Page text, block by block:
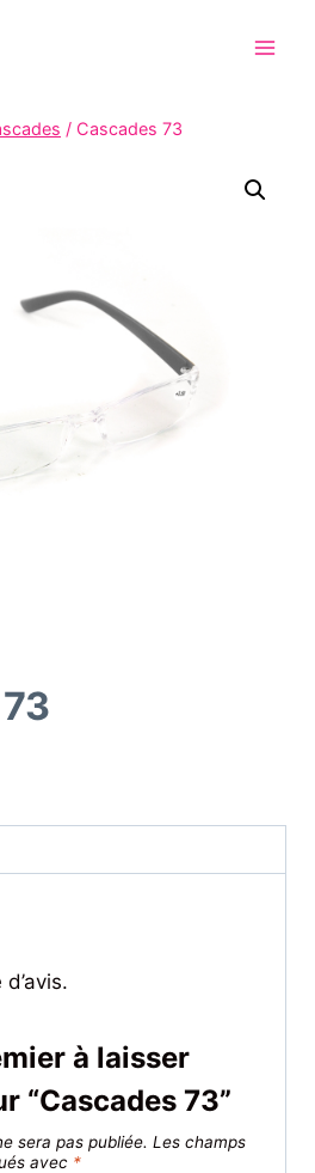
/ Cascades 73
à laisser
“Cascades 73”
sera pas publiée. Les champs
avec *